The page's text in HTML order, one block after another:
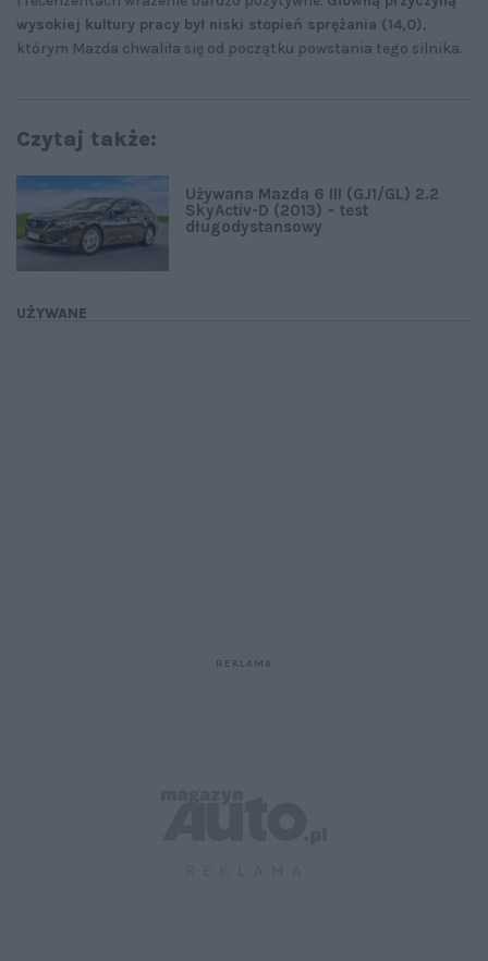
wysokiej kultury pracy był niski stopień sprężania (14,0),
którym Mazda chwaliła się od początku powstania tego silnika.
Czytaj także:
UŻYWANE
Używana Mazda 6 III (GJ1/GL) 2.2
SkyActiv-D (2013) – test
długodystansowy